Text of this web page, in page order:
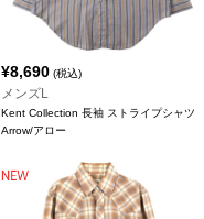
¥8,690 (税込)
メンズL
Kent Collection 長袖 ストライプシャツ
Arrow/アロー